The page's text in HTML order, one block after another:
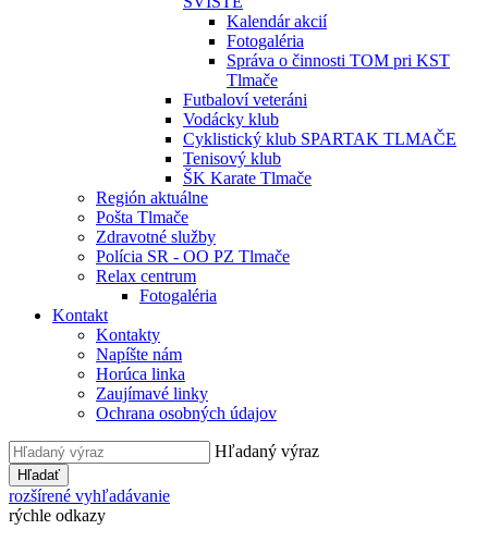
Kalendár akcií
Fotogaléria
Správa o činnosti TOM pri KST
Tlmače
Futbaloví veteráni
Vodácky klub
Cyklistický klub SPARTAK TLMAČE
Tenisový klub
ŠK Karate Tlmače
Región aktuálne
Pošta Tlmače
Zdravotné služby
Polícia SR - OO PZ Tlmače
Relax centrum
Fotogaléria
Kontakt
Kontakty
Napíšte nám
Horúca linka
Zaujímavé linky
Ochrana osobných údajov
Hľadaný výraz
Hľadať
rozšírené vyhľadávanie
rýchle odkazy